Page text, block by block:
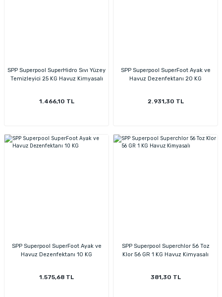
SPP Superpool SuperHidro Sıvı Yüzey
Temizleyici 25 KG Havuz Kimyasalı
1.466,10 TL
SPP Superpool SuperFoot Ayak ve
Havuz Dezenfektanı 20 KG
2.931,30 TL
SPP Superpool SuperFoot Ayak ve
Havuz Dezenfektanı 10 KG
1.575,68 TL
SPP Superpool Superchlor 56 Toz
Klor 56 GR 1 KG Havuz Kimyasalı
381,30 TL